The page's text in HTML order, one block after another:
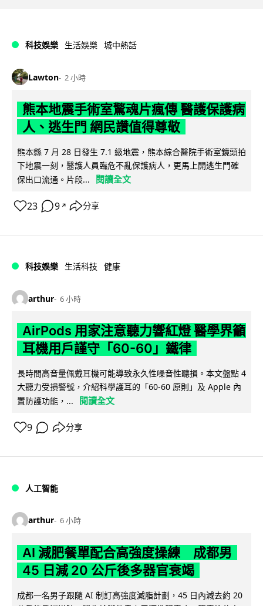
科技娛樂 生活娛樂 城中熱話
Lawton 2 小時
熊本地震手術室驚魂片瘋傳 醫護保護病
人、逃生門 網民讚值得尊敬
熊本縣 7 月 28 日發生 7.1 級地震，熊本綜合醫院手術室鏡頭拍
下地震一刻，醫護人員臨危不亂保護病人，更馬上開逃生門確
保出口流通。片段...
閱讀全文
23 9 ↗ 分享
科技娛樂 生活科技 健康
arthur 6 小時
AirPods 用家注意聽力響紅燈 醫學界籲
耳機用戶謹守「60-60」鐵律
長時間高音量佩戴耳機可能導致永久性噪音性聽損。本文盤點 4
大聽力受損警號，介紹科學護耳的「60-60 原則」及 Apple 內
置防護功能，...
閱讀全文
9 分享
人工智能
arthur 6 小時
AI 減肥餐單配合高強度操練 成都男
45 日減 20 公斤後多器官衰竭
成都一名男子跟隨 AI 制訂高強度減脂計劃，45 日內減去約 20